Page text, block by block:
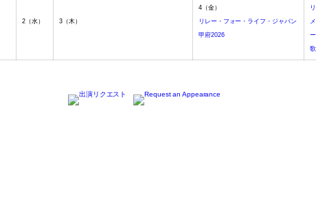
2（水） 3（木）
4（金）
リレー・フォー・ライフ・ジャパン
甲府2026